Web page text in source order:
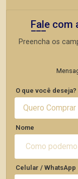
Fale com
Preencha os
O que você deseja?
Quero Comprar
Nome
Celular / WhatsApp